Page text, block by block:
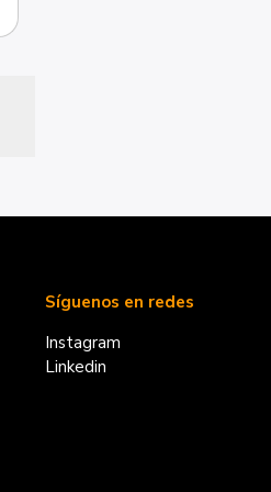
Síguenos en redes
Instagram
Linkedin